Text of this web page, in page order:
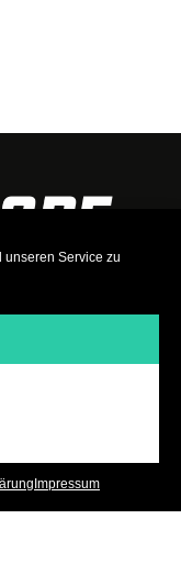
unseren Service zu
Impressum